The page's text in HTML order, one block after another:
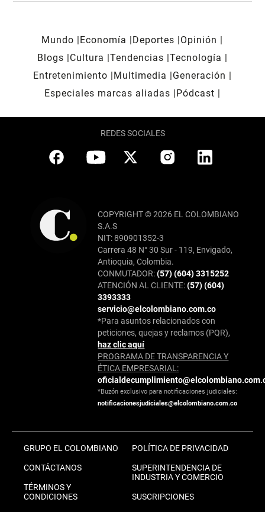
Mundo Economía Deportes
Opinión
Blogs
Cultura Tendencias Tecnología
Entretenimiento
Multimedia
Generación
Especiales marcas aliadas
Pódcast
REDES SOCIALES
COPYRIGHT © 2026 EL COLOMBIANO
S.A.S
NIT: 890901352-3
Carrera 48 N° 30 Sur - 119, Envigado,
Antioquia, Colombia.
CONMUTADOR:(57) (604) 3315252
ATENCIÓN AL CLIENTE:(57) (604)
3393333
servicio@elcolombiano.com.co
*Para asuntos relacionados con
peticiones, quejas y reclamos (PQR),
haz clic aquí
PROGRAMA DE TRANSPARENCIA Y
ÉTICA EMPRESARIAL:
*Buzón exclusivo para notificaciones judiciales:
notificacionesjudiciales@elcolombiano.com.co
GRUPO EL COLOMBIANO
CONTÁCTANOS
TÉRMINOS Y
CONDICIONES
POLÍTICA DE PRIVACIDAD
SUPERINTENDENCIA DE
INDUSTRIA Y COMERCIO
SUSCRIPCIONES